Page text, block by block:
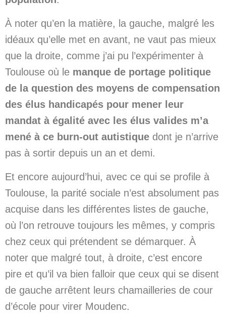
À noter qu’en la matière, la gauche, malgré les
idéaux qu’elle met en avant, ne vaut pas mieux
que la droite, comme j’ai pu l’expérimenter à
Toulouse où le manque de portage politique
de la question des moyens de compensation
des élus handicapés pour mener leur
mandat à égalité avec les élus valides m’a
mené à ce burn-out autistique dont je n’arrive
pas à sortir depuis un an et demi.
Et encore aujourd’hui, avec ce qui se profile à
Toulouse, la parité sociale n’est absolument pas
acquise dans les différentes listes de gauche,
où l’on retrouve toujours les mêmes, y compris
chez ceux qui prétendent se démarquer. À
noter que malgré tout, à droite, c’est encore
pire et qu’il va bien falloir que ceux qui se disent
de gauche arrêtent leurs chamailleries de cour
d’école pour virer Moudenc.